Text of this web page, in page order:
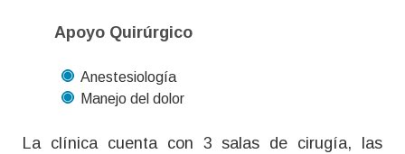
Apoyo Quirúrgico
Anestesiología
Manejo del dolor
La clínica cuenta con 3 salas de cirugía, las